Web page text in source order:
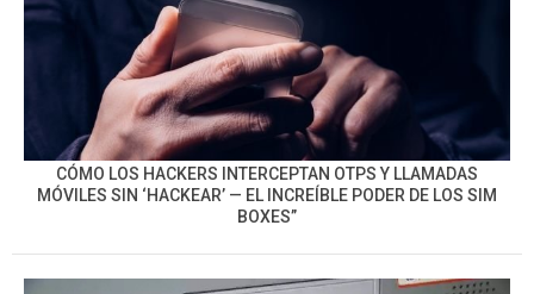
CÓMO LOS HACKERS INTERCEPTAN OTPS Y LLAMADAS
MÓVILES SIN ‘HACKEAR’ — EL INCREÍBLE PODER DE LOS SIM
BOXES”